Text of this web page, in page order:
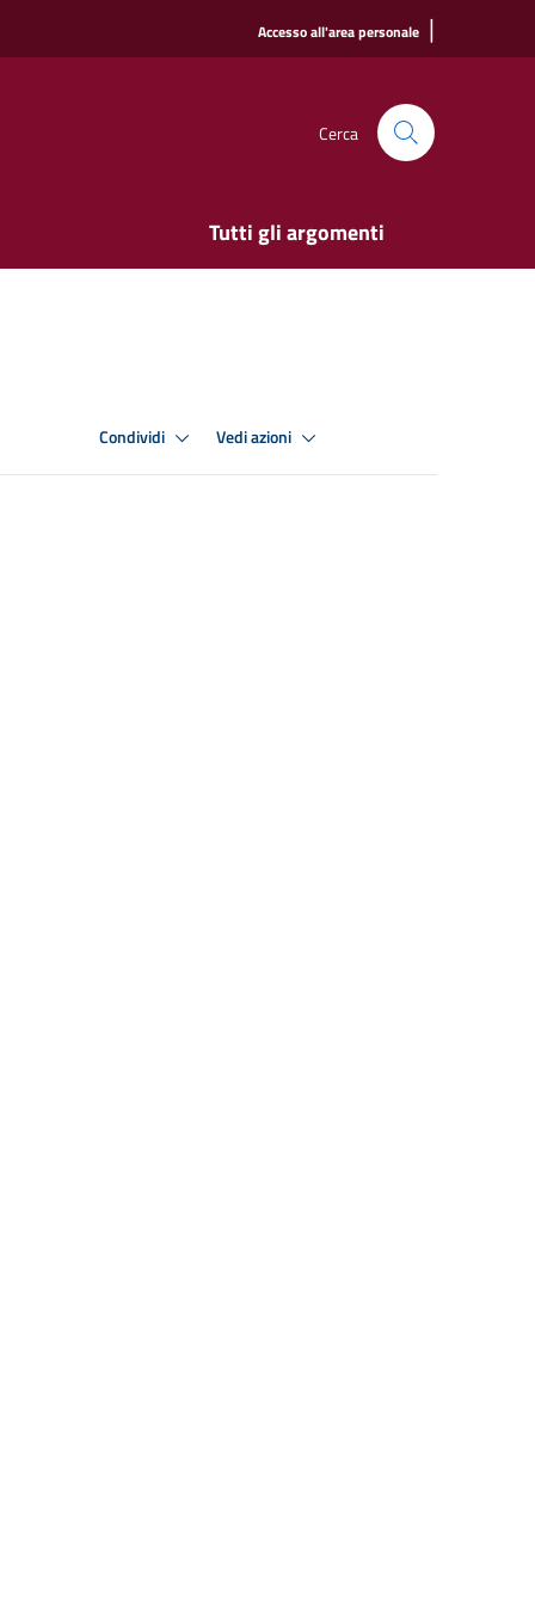
Accesso all'area personale |
Cerca
Tutti gli argomenti
Condividi Vedi azioni